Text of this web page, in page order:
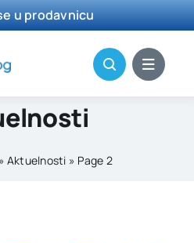
u prodavnicu
»Aktuelnosti » Page 2